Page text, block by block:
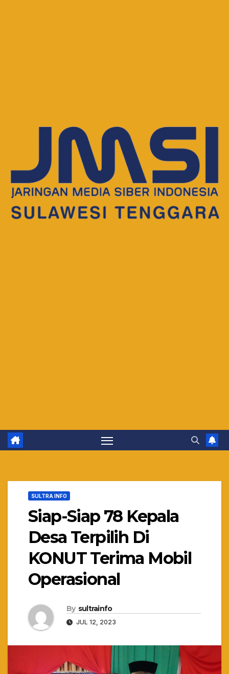
SULTRA INFO
Siap-Siap 78 Kepala
Desa Terpilih Di
KONUT Terima Mobil
Operasional
By sultrainfo
JUL 12, 2023